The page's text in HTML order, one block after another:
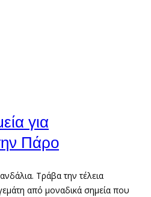
για
Πάρο
Τράβα την τέλεια
από μοναδικά σημεία που